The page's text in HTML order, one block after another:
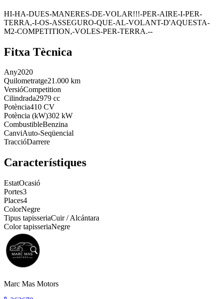
HI-HA-DUES-MANERES-DE-VOLAR!!!-PER-AIRE-I-PER-
TERRA,-I-OS-ASSEGURO-QUE-AL-VOLANT-D'AQUESTA-
M2-COMPETITION,-VOLES-PER-TERRA.--
Fitxa Tècnica
Any2020
Quilometratge21.000 km
VersióCompetition
Cilindrada2979 cc
Potència410 CV
Potència (kW)302 kW
CombustibleBenzina
CanviAuto-Seqüencial
TraccióDarrere
Característiques
EstatOcasió
Portes3
Places4
ColorNegre
Tipus tapisseriaCuir / Alcántara
Color tapisseriaNegre
Marc Mas Motors